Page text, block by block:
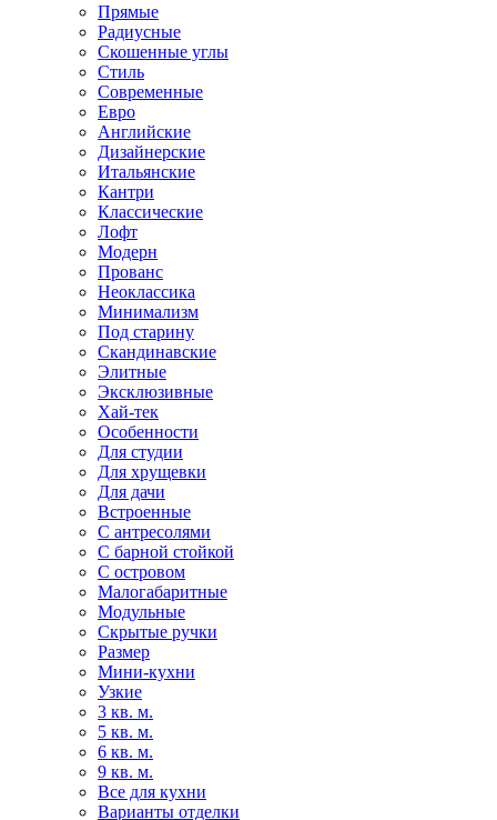
Прямые
Радиусные
Скошенные углы
Стиль
Современные
Евро
Английские
Дизайнерские
Итальянские
Кантри
Классические
Лофт
Модерн
Прованс
Неоклассика
Минимализм
Под старину
Скандинавские
Элитные
Эксклюзивные
Хай-тек
Особенности
Для студии
Для хрущевки
Для дачи
Встроенные
С антресолями
С барной стойкой
С островом
Малогабаритные
Модульные
Скрытые ручки
Размер
Мини-кухни
Узкие
3 кв. м.
5 кв. м.
6 кв. м.
9 кв. м.
Все для кухни
Варианты отделки